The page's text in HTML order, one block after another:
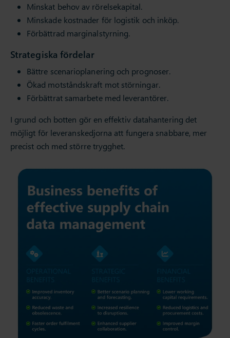
Minskat behov av rörelsekapital.
Minskade kostnader för logistik och inköp.
Förbättrad marginalstyrning.
Strategiska fördelar
Bättre scenarioplanering och prognoser.
Ökad motståndskraft mot störningar.
Förbättrat samarbete med leverantörer.
I grund och botten gör en effektiv datahantering det
möjligt för leveranskedjorna att fungera snabbare, mer
precist och med större trygghet.